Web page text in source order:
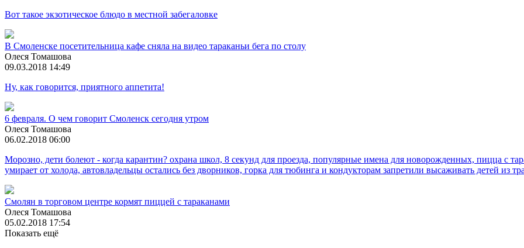
Вот такое экзотическое блюдо в местной забегаловке
В Смоленске посетительница кафе сняла на видео тараканьи бега по столу
Олеся Томашова
09.03.2018 14:49
Ну, как говорится, приятного аппетита!
6 февраля. О чем говорит Смоленск сегодня утром
Олеся Томашова
06.02.2018 06:00
Морозно, дети болеют - когда карантин? охрана школ, 8 секунд для проезда, популярные имена для новорожденных, пицца с
умирает от холода, автовладельцы остались без дворников, горка для тюбинга и кондукторам запретили высаживать детей из
Смолян в торговом центре кормят пиццей с тараканами
Олеся Томашова
05.02.2018 17:54
Показать ещё